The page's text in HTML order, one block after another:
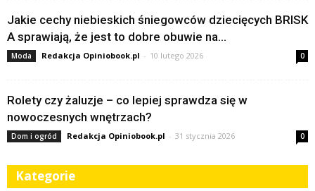
Jakie cechy niebieskich śniegowców dziecięcych BRISK
A sprawiają, że jest to dobre obuwie na...
Moda Redakcja Opiniobook.pl - 10 lutego 2026 0
Rolety czy żaluzje – co lepiej sprawdza się w
nowoczesnych wnętrzach?
Dom i ogród Redakcja Opiniobook.pl - 31 stycznia 2026 0
Kategorie